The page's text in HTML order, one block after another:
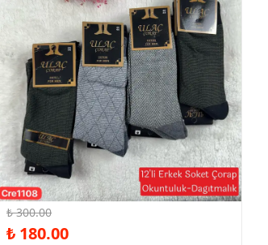
%40 İndirim
₺ 300.00
₺ 180.00